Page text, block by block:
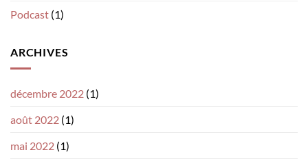
Podcast (1)
ARCHIVES
décembre 2022 (1)
août 2022 (1)
mai 2022 (1)